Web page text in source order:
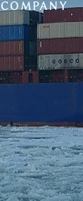
COMPANY